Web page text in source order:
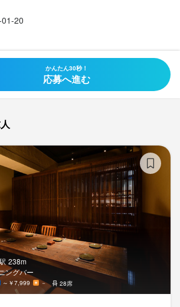
20
かんたん30秒！
応募へ進む
238m
ングバー
～￥7,999 － 28席